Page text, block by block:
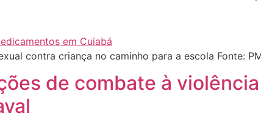
contra criança no caminho para a escola Fonte:
de combate à